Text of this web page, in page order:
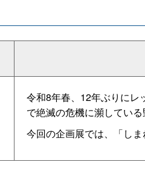
令和8年春、12年ぶりにレ
で絶滅の危機に瀕してい
今回の企画展では、「し